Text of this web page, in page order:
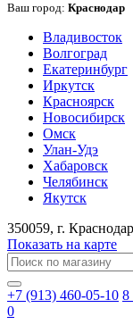
Ваш город: Краснодар
Владивосток
Волгоград
Екатеринбург
Иркутск
Красноярск
Новосибирск
Омск
Улан-Удэ
Хабаровск
Челябинск
Якутск
350059, г. Краснодар
Показать на карте
+7 (913) 460-05-10 8
0